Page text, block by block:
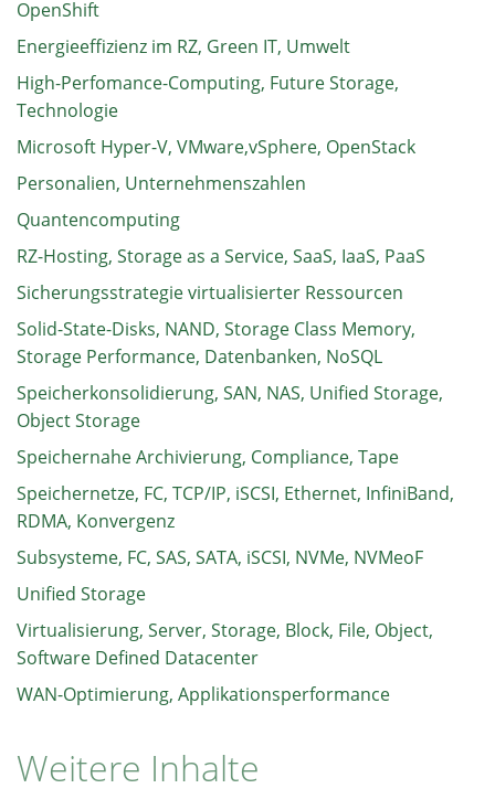
OpenShift
Energieeffizienz im RZ, Green IT, Umwelt
High-Perfomance-Computing, Future Storage,
Technologie
Microsoft Hyper-V, VMware,vSphere, OpenStack
Personalien, Unternehmenszahlen
Quantencomputing
RZ-Hosting, Storage as a Service, SaaS, IaaS, PaaS
Sicherungsstrategie virtualisierter Ressourcen
Solid-State-Disks, NAND, Storage Class Memory,
Storage Performance, Datenbanken, NoSQL
Speicherkonsolidierung, SAN, NAS, Unified Storage,
Object Storage
Speichernahe Archivierung, Compliance, Tape
Speichernetze, FC, TCP/IP, iSCSI, Ethernet, InfiniBand,
RDMA, Konvergenz
Subsysteme, FC, SAS, SATA, iSCSI, NVMe, NVMeoF
Unified Storage
Virtualisierung, Server, Storage, Block, File, Object,
Software Defined Datacenter
WAN-Optimierung, Applikationsperformance
Weitere Inhalte